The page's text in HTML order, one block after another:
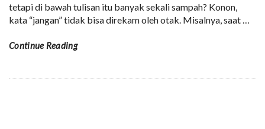
tetapi di bawah tulisan itu banyak sekali sampah? Konon,
kata “jangan” tidak bisa direkam oleh otak. Misalnya, saat…
Continue Reading